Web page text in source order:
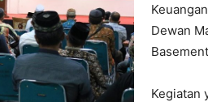
Dewan
Kegiatan